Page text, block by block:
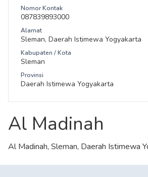
Nomor Kontak
087839893000
Alamat
Sleman, Daerah Istimewa Yogyakarta
Kabupaten / Kota
Sleman
Provinsi
Daerah Istimewa Yogyakarta
Al Madinah
Al Madinah, Sleman, Daerah Istimewa